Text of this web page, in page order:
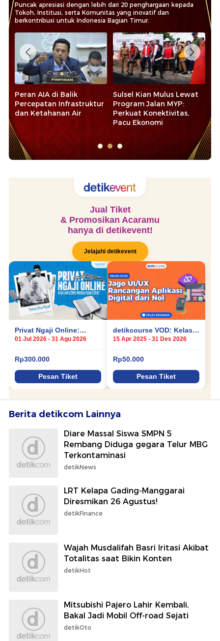
Puncak apresiasi dengan lebih dari 20 penghargaan kepada
Tokoh, Institusi, serta Komunitas yang inovatif dan
berkontribusi untuk Indonesia Bagian Timur.
Transformasi IMIP Jawab
Tantangan Industri Nikel
Menuju Ekosistem Energi
Langkah Harita Nickel
Cetak Generasi Unggul di
Pulau Obi Maluku Utara
Berita detikcom Lainnya
Diare Massal Siswa SMPN 5
Rembang Diduga gegara Telur MBG
Terkontaminasi
detikNews
LRT Kelapa Gading-Manggarai
Diresmikan 26 Agustus!
detikFinance
Wajah Musdalifah Basri Iritasi Akibat
Totalitas saat Bikin Konten
detikHot
Mitsubishi Pajero Lahir Kembali,
Bakal Jadi Mobil Off-road Sejati
detikOto